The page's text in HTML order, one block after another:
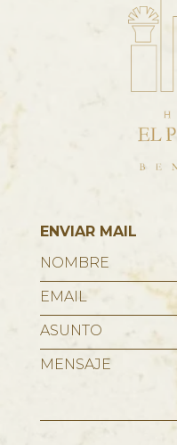
ENVIAR MAIL